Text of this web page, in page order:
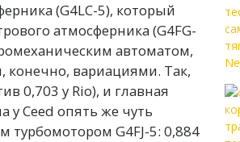
(G4LC-5), который
атмосферника (G4FG-
автоматом,
конечно, вариациями. Так,
0,703 у Rio), и главная
у Ceed опять же чуть
турбомотором G4FJ-5: 0,884